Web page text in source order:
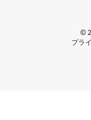
©
プラ